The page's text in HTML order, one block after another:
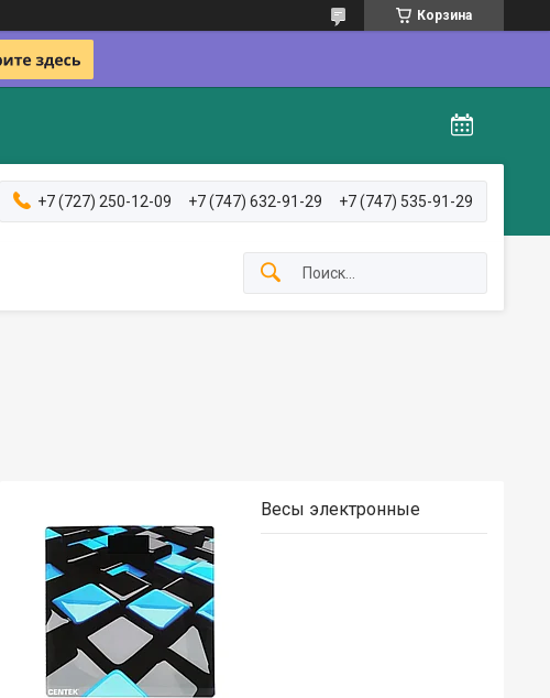
Корзина
+7 (727) 250-12-09 +7 (747) 632-91-29 +7 (747) 535-91-29
Весы электронные